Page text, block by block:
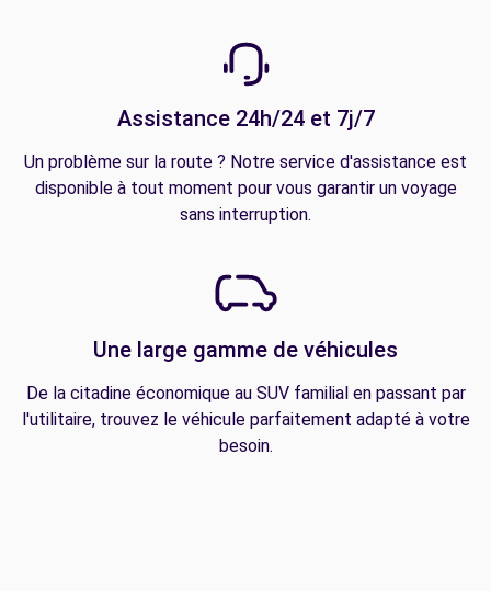
Assistance 24h/24 et 7j/7
Un problème sur la route ? Notre service d'assistance est
disponible à tout moment pour vous garantir un voyage
sans interruption.
Une large gamme de véhicules
De la citadine économique au SUV familial en passant par
l'utilitaire, trouvez le véhicule parfaitement adapté à votre
besoin.